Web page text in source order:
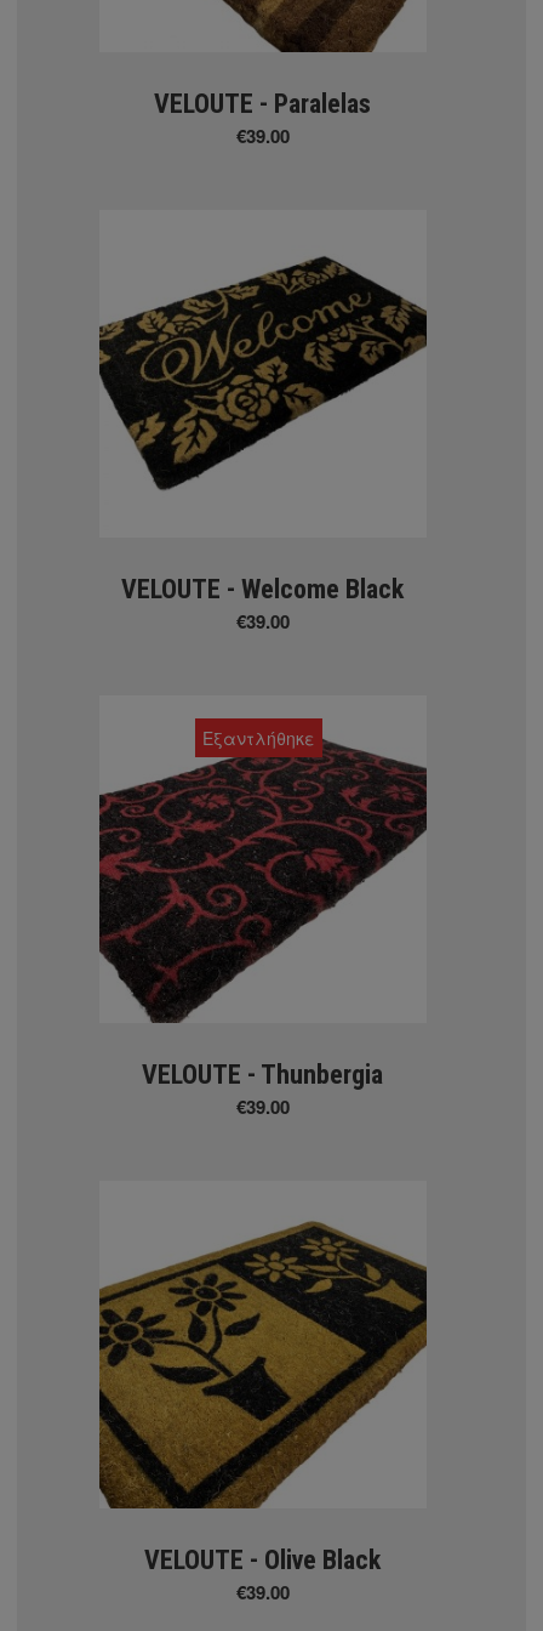
ΕΙΔΗ ΣΚΙΑΣΗΣ
Eκτύπωση σε ρολοκουρτίνα
VELOUTE - Paralelas
€39.00
VELOUTE - Welcome Black
€39.00
Εξαντλήθηκε
VELOUTE - Thunbergia
€39.00
VELOUTE - Olive Black
€39.00